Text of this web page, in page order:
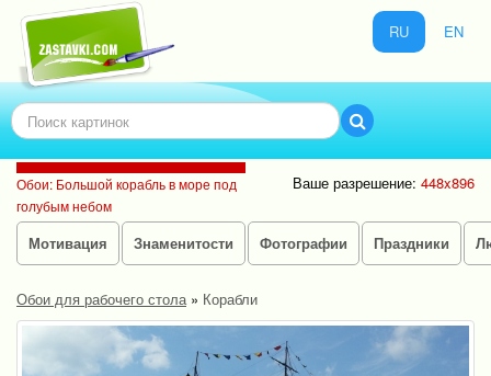
RU EN
Обои: Большой корабль в море под
голубым небом
Ваше разрешение: 448x896
Мотивация Знаменитости Фотографии Праздники
Обои для рабочего стола» Корабли